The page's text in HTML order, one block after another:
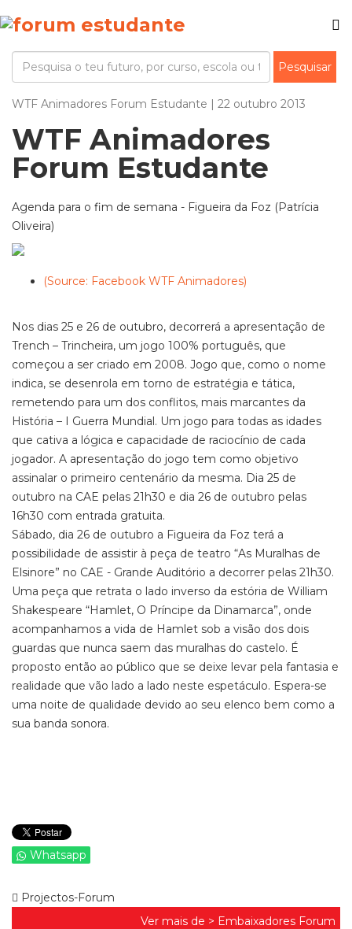
WTF Animadores Forum Estudante | 22 outubro 2013
WTF Animadores
Forum Estudante
Agenda para o fim de semana - Figueira da Foz (Patrícia
Oliveira)
(Source: Facebook WTF Animadores)
Nos dias 25 e 26 de outubro, decorrerá a apresentação de
Trench – Trincheira, um jogo 100% português, que
começou a ser criado em 2008. Jogo que, como o nome
indica, se desenrola em torno de estratégia e tática,
remetendo para um dos conflitos, mais marcantes da
História – I Guerra Mundial. Um jogo para todas as idades
que cativa a lógica e capacidade de raciocínio de cada
jogador. A apresentação do jogo tem como objetivo
assinalar o primeiro centenário da mesma. Dia 25 de
outubro na CAE pelas 21h30 e dia 26 de outubro pelas
16h30 com entrada gratuita.
Sábado, dia 26 de outubro a Figueira da Foz terá a
possibilidade de assistir à peça de teatro “As Muralhas de
Elsinore” no CAE - Grande Auditório a decorrer pelas 21h30.
Uma peça que retrata o lado inverso da estória de William
Shakespeare “Hamlet, O Príncipe da Dinamarca”, onde
acompanhamos a vida de Hamlet sob a visão dos dois
guardas que nunca saem das muralhas do castelo. É
proposto então ao público que se deixe levar pela fantasia e
realidade que vão lado a lado neste espetáculo. Espera-se
uma noite de qualidade devido ao seu elenco bem como a
sua banda sonora.
Whatsapp
Projectos-Forum
Ver mais de > Embaixadores Forum